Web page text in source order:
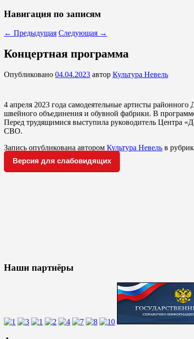
Навигация по записям
← Предыдущая Следующая →
Концертная программа
Опубликовано 04.04.2023 автор Культура Невель
4 апреля 2023 года самодеятельные артисты
швейного объединения и обувной фабрики. В
Перед трудящимися выступила руководитель Центра
СВО.
Запись опубликована автором Культура Невель в
Версия для слабовидящих
Наши партнёры